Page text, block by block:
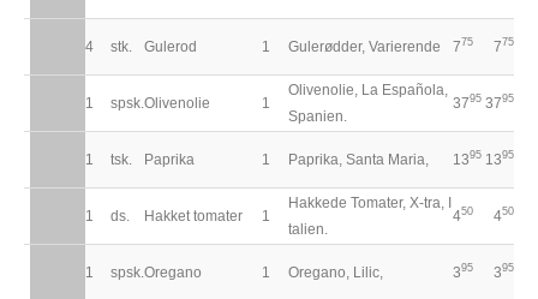
4 stk. Gulerod 1 Gulerødder, Varierende 775 775
1 spsk. Olivenolie 1
Olivenolie, La Española,
Spanien.
3795 3795
1 tsk. Paprika 1 Paprika, Santa Maria, 1395 1395
1 ds. Hakket tomater 1
Hakkede Tomater, X-tra, I
talien.
450 450
1 spsk. Oregano 1 Oregano, Lilic, 395 395